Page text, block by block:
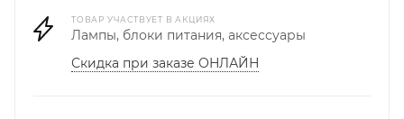
ТОВАР УЧАСТВУЕТ В АКЦИЯХ
Лампы, блоки питания, аксессуары
Скидка при заказе ОНЛАЙН